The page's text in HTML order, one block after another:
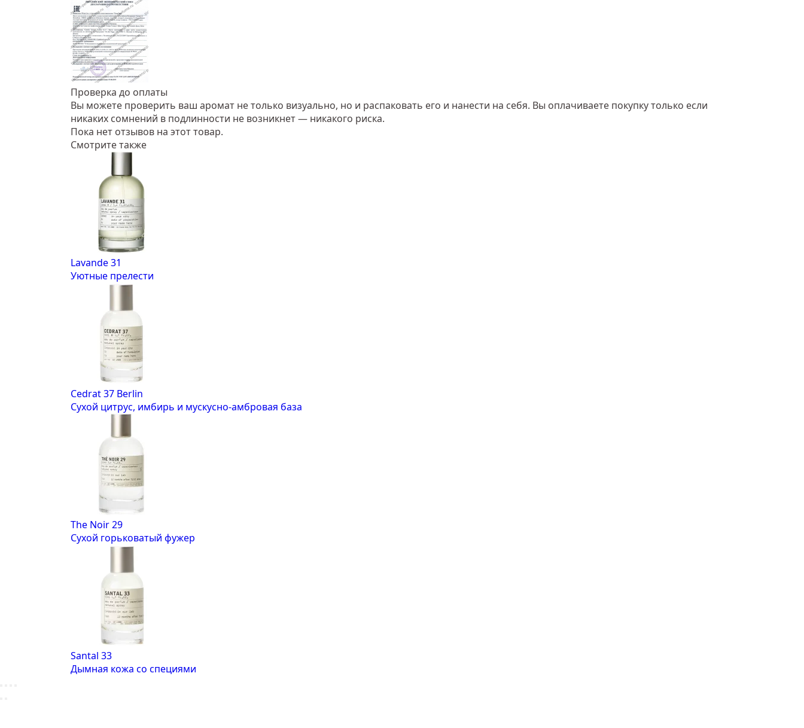
Проверка до оплаты
Вы можете проверить ваш аромат не только визуально, но и распаковать его и нанести на себя. Вы оплачиваете покупку только если
никаких сомнений в подлинности не возникнет — никакого риска.
Пока нет отзывов на этот товар.
Смотрите также
Lavande 31
Уютные прелести
Cedrat 37 Berlin
Сухой цитрус, имбирь и мускусно-амбровая база
The Noir 29
Сухой горьковатый фужер
Santal 33
Дымная кожа со специями